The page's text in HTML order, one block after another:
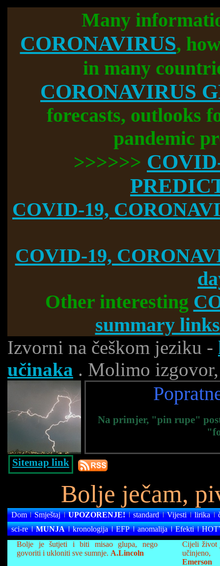
Many
CORONAVIRUS,
in many
CORONAVIRUS
forecasts, outlooks
pandemic
>>>>>>
COVID-19,
COVID-19,
Other interesting
summary
Izvorni na češkom jeziku -
učinaka . Molimo
Na primjer, "pin rupe"
Sitemap link
Bolje ječam,
Dom
sci-re
MUNJA kronologija EFP anomalija Efekti
Smještaj UPOZORENJE! standard Vijesti lirika
Bolje je šutjeti i biti misao glupa, nego
govoriti i ukloniti sve sumnje. A.Lincoln
Cijeli život
učinjeno,
Emerson